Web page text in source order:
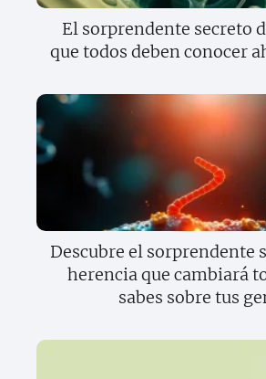
El sorprendente secreto
que todos deben conocer
Descubre el sorprendente
herencia que cambiará
sabes sobre tus